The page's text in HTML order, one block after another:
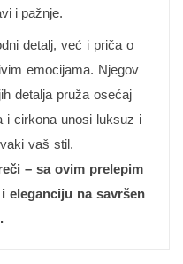
i pažnje.
detalj, već i priča o
emocijama. Njegov
detalja pruža osećaj
i cirkona unosi luksuz i
vaš stil.
– sa ovim prelepim
eleganciju na savršen